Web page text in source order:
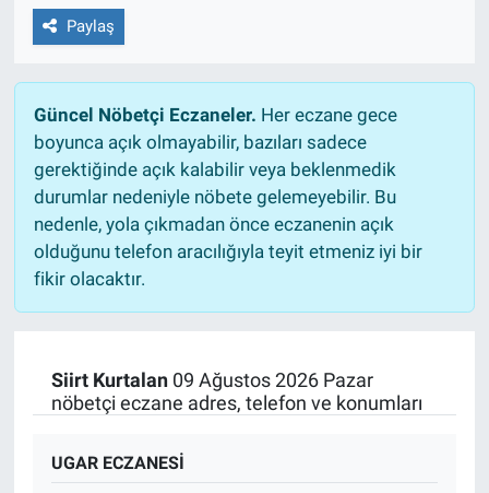
Paylaş
Güncel Nöbetçi Eczaneler. Her eczane gece
boyunca açık olmayabilir, bazıları sadece
gerektiğinde açık kalabilir veya beklenmedik
durumlar nedeniyle nöbete gelemeyebilir. Bu
nedenle, yola çıkmadan önce eczanenin açık
olduğunu telefon aracılığıyla teyit etmeniz iyi bir
fikir olacaktır.
Siirt Kurtalan09 Ağustos 2026 Pazar
nöbetçi eczane adres, telefon ve konumları
UGAR ECZANESİ